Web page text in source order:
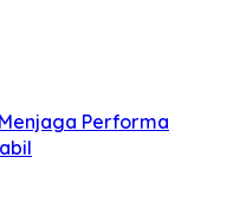
Performa